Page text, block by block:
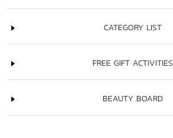
CATEGORY LIST
FREE GIFT ACTIVITIES
BEAUTY BOARD